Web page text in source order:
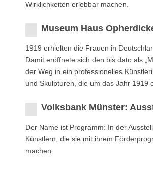
Wirklichkeiten erlebbar machen.
Museum Haus
1919 erhielten die Frauen in
Damit eröffnete sich den bis dato als
der Weg in ein professionelles
und Skulpturen, die um das Jahr 1919
Volksbank Münster:
Der Name ist Programm: In der
Künstlern, die sie mit ihrem
machen.